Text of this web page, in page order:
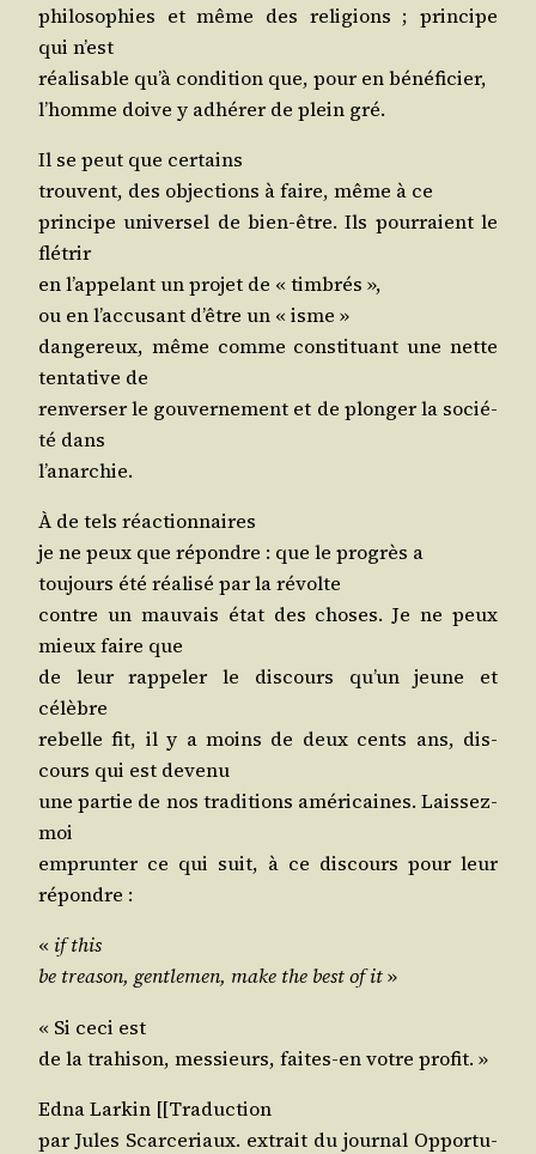
phi­lo­so­phies et même des reli­gions ; prin­cipe
qui n’est
réa­li­sable qu’à condi­tion que, pour en bénéficier,
l’homme doive y adhé­rer de plein gré.
Il se peut que certains
trouvent, des objec­tions à faire, même à ce
prin­cipe uni­ver­sel de bien-être. Ils pour­raient le
flétrir
en l’ap­pe­lant un pro­jet de « timbrés »,
ou en l’ac­cu­sant d’être un « isme »
dan­ge­reux, même comme consti­tuant une nette
ten­ta­tive de
ren­ver­ser le gou­ver­ne­ment et de plon­ger la socié­
té dans
l’anarchie.
À de tels réactionnaires
je ne peux que répondre : que le pro­grès a
tou­jours été réa­li­sé par la révolte
contre un mau­vais état des choses. Je ne peux
mieux faire que
de leur rap­pe­ler le dis­cours qu’un jeune et
célèbre
rebelle fit, il y a moins de deux cents ans, dis­
cours qui est devenu
une par­tie de nos tra­di­tions amé­ri­caines. Laissez-
moi
emprun­ter ce qui suit, à ce dis­cours pour leur
répondre :
« if this
be trea­son, gent­le­men, make the best of it»
« Si ceci est
de la tra­hi­son, mes­sieurs, faites-en votre profit. »
Edna Lar­kin [[Tra­duc­tion
par Jules Scar­ce­riaux. extrait du jour­nal Oppor­tu­